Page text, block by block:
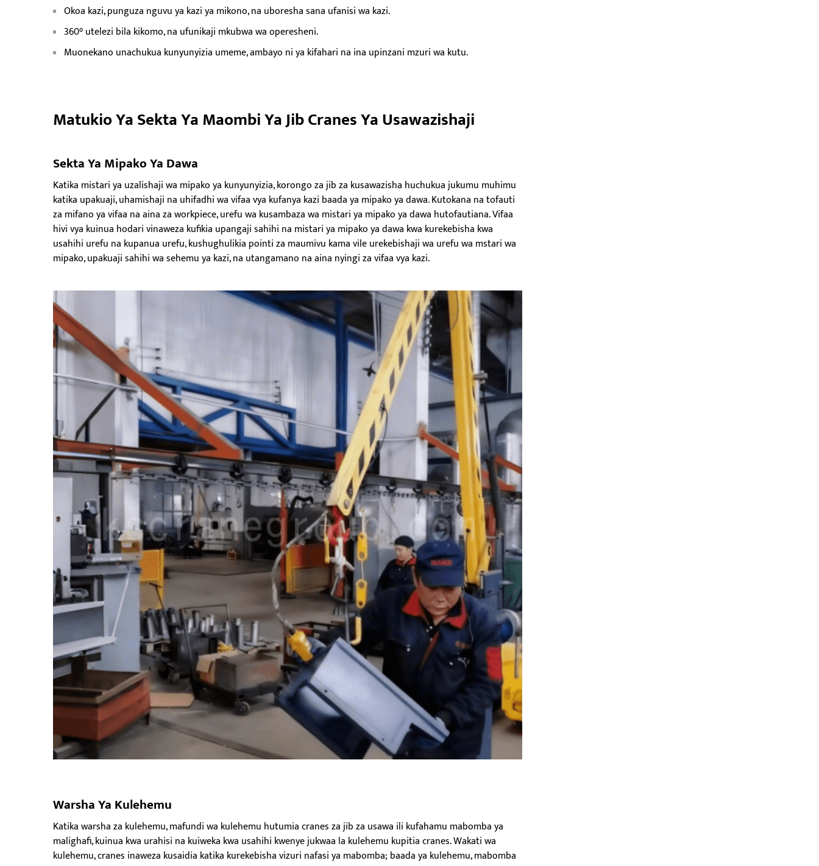
Okoa kazi, punguza nguvu ya kazi ya mikono, na uboresha sana ufanisi wa kazi.
360° utelezi bila kikomo, na ufunikaji mkubwa wa operesheni.
Muonekano unachukua kunyunyizia umeme, ambayo ni ya kifahari na ina upinzani mzuri wa kutu.
Matukio Ya Sekta Ya Maombi Ya Jib Cranes Ya Usawazishaji
Sekta Ya Mipako Ya Dawa
Katika mistari ya uzalishaji wa mipako ya kunyunyizia, korongo za jib za kusawazisha huchukua jukumu muhimu
katika upakuaji, uhamishaji na uhifadhi wa vifaa vya kufanya kazi baada ya mipako ya dawa. Kutokana na tofauti
za mifano ya vifaa na aina za workpiece, urefu wa kusambaza wa mistari ya mipako ya dawa hutofautiana. Vifaa
hivi vya kuinua hodari vinaweza kufikia upangaji sahihi na mistari ya mipako ya dawa kwa kurekebisha kwa
usahihi urefu na kupanua urefu, kushughulikia pointi za maumivu kama vile urekebishaji wa urefu wa mstari wa
mipako, upakuaji sahihi wa sehemu ya kazi, na utangamano na aina nyingi za vifaa vya kazi.
Warsha Ya Kulehemu
Katika warsha za kulehemu, mafundi wa kulehemu hutumia cranes za jib za usawa ili kufahamu mabomba ya
malighafi, kuinua kwa urahisi na kuiweka kwa usahihi kwenye jukwaa la kulehemu kupitia cranes. Wakati wa
kulehemu, cranes inaweza kusaidia katika kurekebisha vizuri nafasi ya mabomba; baada ya kulehemu, mabomba